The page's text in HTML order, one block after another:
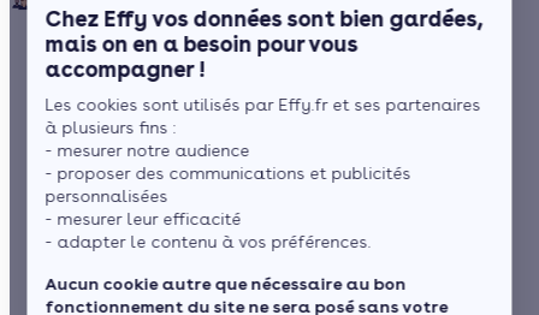
Chez Effy vos données sont bien gardées,
mais on en a besoin pour vous
accompagner !
Les cookies sont utilisés par Effy.fr et ses partenaires
à plusieurs fins :
- mesurer notre audience
- proposer des communications et publicités
personnalisées
- mesurer leur efficacité
- adapter le contenu à vos préférences.
Aucun cookie autre que nécessaire au bon
fonctionnement du site ne sera posé sans votre
Notre équipe
Rejoignez-nous Presse
Murs
Sols
Isolation d’une cave
par le plafond :
comment faire ?
Lorraine Véron 7 min de lecture